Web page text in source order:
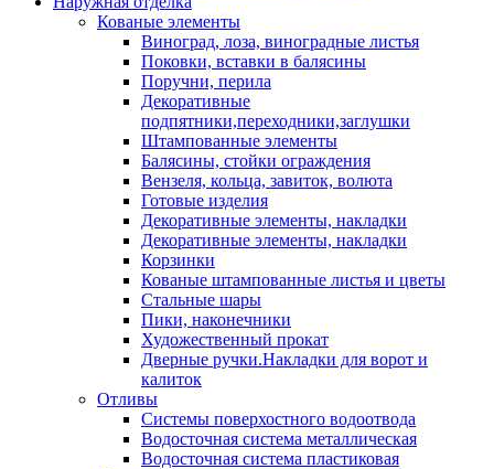
Кованые элементы
Виноград, лоза, виноградные листья
Поковки, вставки в балясины
Поручни, перила
Декоративные
подпятники,переходники,заглушки
Штампованные элементы
Балясины, стойки ограждения
Вензеля, кольца, завиток, волюта
Готовые изделия
Декоративные элементы, накладки
Декоративные элементы, накладки
Корзинки
Кованые штампованные листья и цветы
Стальные шары
Пики, наконечники
Художественный прокат
Дверные ручки.Накладки для ворот и
калиток
Отливы
Системы поверхостного водоотвода
Водосточная система металлическая
Водосточная система пластиковая